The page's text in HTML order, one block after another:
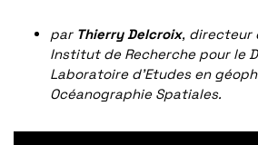
par Thierry Delcroix, directeur
Institut de Recherche pour le
Laboratoire d’Etudes en
Océanographie Spatiales.